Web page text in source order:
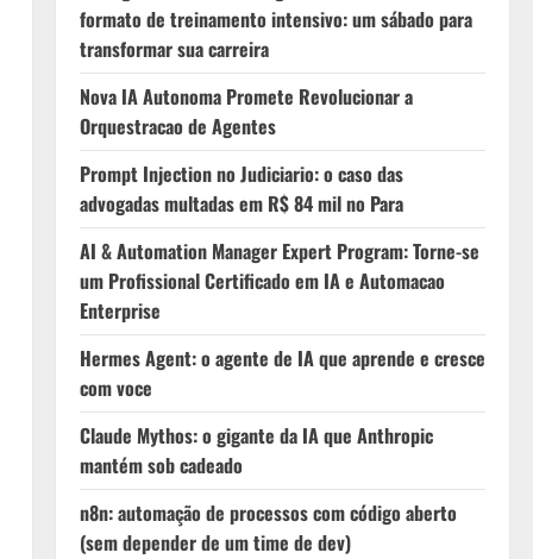
formato de treinamento intensivo: um sábado para
transformar sua carreira
Nova IA Autonoma Promete Revolucionar a
Orquestracao de Agentes
Prompt Injection no Judiciario: o caso das
advogadas multadas em R$ 84 mil no Para
AI & Automation Manager Expert Program: Torne-se
um Profissional Certificado em IA e Automacao
Enterprise
Hermes Agent: o agente de IA que aprende e cresce
com voce
Claude Mythos: o gigante da IA que Anthropic
mantém sob cadeado
n8n: automação de processos com código aberto
(sem depender de um time de dev)